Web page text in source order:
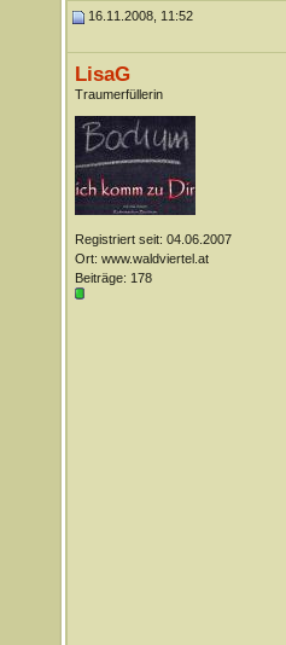
16.11.2008, 11:52
LisaG
Traumerfüllerin
Registriert seit: 04.06.2007
Ort: www.waldviertel.at
Beiträge: 178